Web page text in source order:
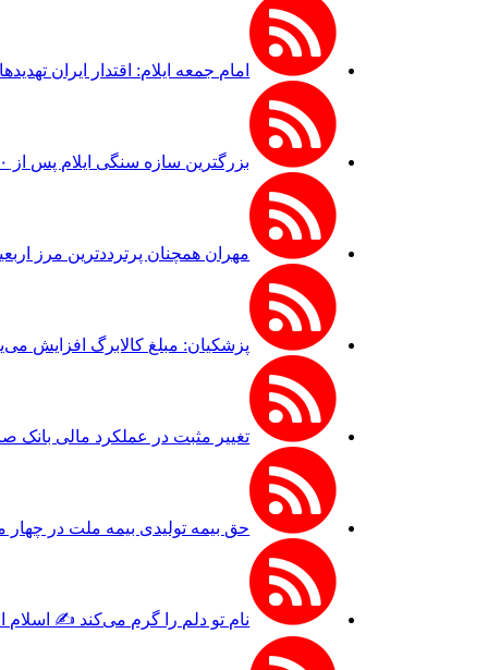
امام جمعه ایلام: اقتدار ایران
بزرگترین سازه سنگی ایلام پس از ۲۰ سال انتظار در هلیلان افتتاح می‌شود
مهران همچنان پرترددترین مرز
پزشکیان: مبلغ کالابرگ افزایش
تغییر مثبت در عملکرد مالی بانک صادرات
حق بیمه تولیدی بیمه ملت در چهار ماه نخست امسال از ۱۴.۵ همت گذشت/
نام تو دلم را گرم می‌کند ✍️ اسلام